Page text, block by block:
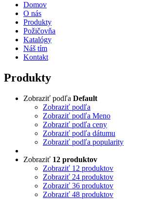
Domov
O nás
Produkty
Požičovňa
Katalógy
Náš tím
Kontakt
Produkty
Zobraziť podľa Default
Zobraziť podľa
Zobraziť podľa Meno
Zobraziť podľa ceny
Zobraziť podľa dátumu
Zobraziť podľa popularity
Zobraziť 12 produktov
Zobraziť 12 produktov
Zobraziť 24 produktov
Zobraziť 36 produktov
Zobraziť 48 produktov